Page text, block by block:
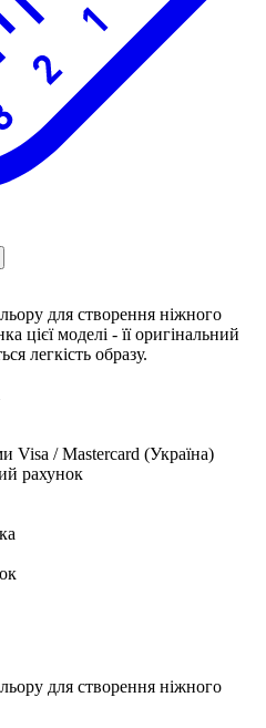
для створення ніжного
цієї моделі - її оригінальний
легкість образу.
Visa / Mastercard (Україна)
рахунок
для створення ніжного